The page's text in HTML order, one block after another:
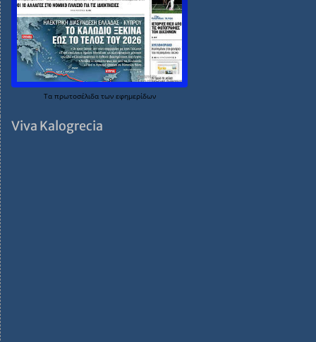
Τα πρωτοσέλιδα των εφημερίδων
Viva Kalogrecia